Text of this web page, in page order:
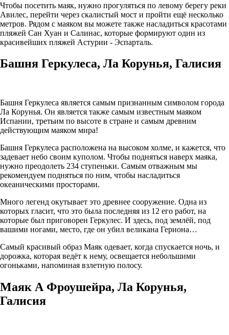
Чтобы посетить маяк, нужно прогуляться по левому берегу реки
Авилес, перейти через скалистый мост и пройти ещё несколько
метров. Рядом с маяком вы можете также насладиться красотами
пляжей Сан Хуан и Салинас, которые формируют один из
красивейших пляжей Астурии - Эспарталь.
Башня Геркулеса, Ла Корунья, Галисия
Башня Геркулеса является самым признанным символом города
Ла Корунья. Он является также самым известным маяком
Испании, третьим по высоте в стране и самым древним
действующим маяком мира!
Башня Геркулеса расположена на высоком холме, и кажется, что
задевает небо своим куполом. Чтобы подняться наверх маяка,
нужно преодолеть 234 ступеньки. Самым отважным мы
рекомендуем подняться по ним, чтобы насладиться
океаническими просторами.
Много легенд окутывает это древнее сооружение. Одна из
которых гласит, что это была последняя из 12 его работ, на
которые был приговорен Геркулес. И здесь, под землёй, под
вашими ногами, место, где он убил великана Гериона…
Самый красивый образ Маяк одевает, когда спускается ночь, и
дорожка, которая ведёт к нему, освещается небольшими
огоньками, напоминая взлетную полосу.
Маяк А Фроушейра, Ла Корунья,
Галисия